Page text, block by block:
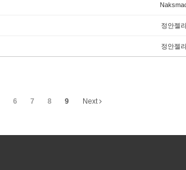
정안젤
정안젤
6 7 8 9 Next